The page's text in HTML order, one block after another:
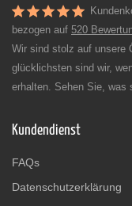
bezogen auf 520
Wir sind stolz auf unsere
glücklichsten sind wir,
erhalten. Sehen Sie, was
Kundendienst
FAQs
Datenschutzerklärung